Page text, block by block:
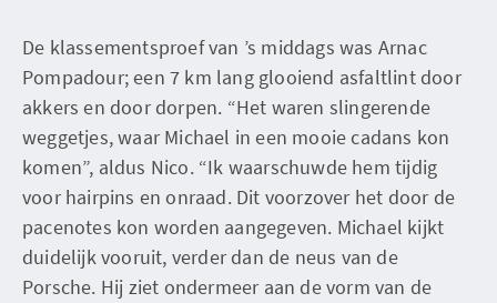
De klassementsproef van ’s middags was Arnac
Pompadour; een 7 km lang glooiend asfaltlint door
akkers en door dorpen. “Het waren slingerende
weggetjes, waar Michael in een mooie cadans kon
komen”, aldus Nico. “Ik waarschuwde hem tijdig
voor hairpins en onraad. Dit voorzover het door de
pacenotes kon worden aangegeven. Michael kijkt
duidelijk vooruit, verder dan de neus van de
Porsche. Hij ziet ondermeer aan de vorm van de